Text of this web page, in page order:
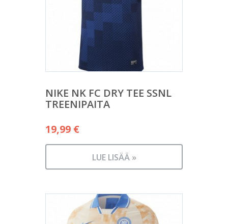
NIKE NK FC DRY TEE SSNL
TREENIPAITA
19,99 €
LUE LISÄÄ »